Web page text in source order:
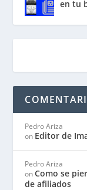
en tu
Pedro Ariza
on Editor de
Pedro Ariza
onComo se
de afiliados